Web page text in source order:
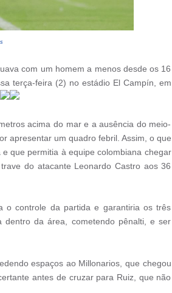
com um homem a menos desde os 16
terça-feira (2) no estádio El Campín, em
acima do mar e a ausência do meio-
apresentar um quadro febril. Assim, o que
que permitia à equipe colombiana chegar
do atacante Leonardo Castro aos 36
o controle da partida e garantiria os três
dentro da área, cometendo pênalti, e ser
espaços ao Millonarios, que chegou
antes de cruzar para Ruiz, que não